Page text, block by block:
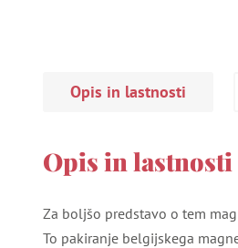
Opis in lastnosti
Opis in lastnosti
Za boljšo predstavo o tem
To pakiranje belgijskega